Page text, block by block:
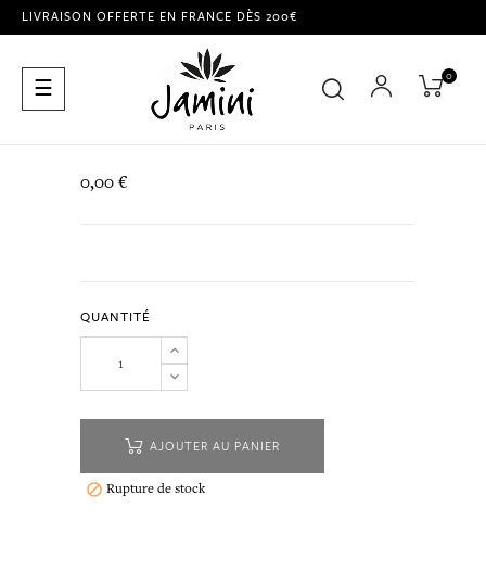
LIVRAISON OFFERTE EN FRANCE DÈS 200€
Basculer
la
☰ 0
0,00 €
QUANTITÉ
AJOUTER AU PANIER
 Rupture de stock